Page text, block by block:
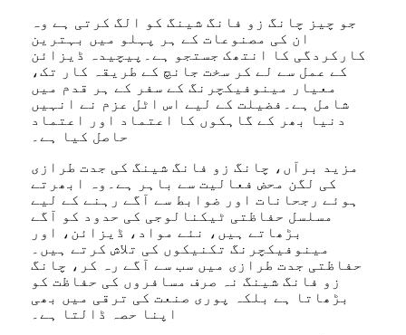
جو چیز چانگ زو فانگ شینگ کو الگ کرتی ہے وہ
ان کی مصنوعات کے ہر پہلو میں بہترین
کارکردگی کا انتھک جستجو ہے۔پیچیدہ ڈیزائن
کے عمل سے لے کر سخت جانچ کے طریقہ کار تک،
معیار مینوفیکچرنگ کے سفر کے ہر قدم میں
شامل ہے۔فضیلت کے لیے اس اٹل عزم نے انہیں
دنیا بھر کے گاہکوں کا اعتماد اور اعتماد
حاصل کیا ہے۔
مزید برآں، چانگ زو فانگ شینگ کی جدت طرازی
کی لگن محض فعالیت سے باہر ہے۔وہ ابھرتے
ہوئے رجحانات اور ضوابط سے آگے رہنے کے لیے
مسلسل حفاظتی ٹیکنالوجی کی حدود کو آگے
بڑھاتے ہیں، نئے مواد، ڈیزائن، اور
مینوفیکچرنگ تکنیکوں کی تلاش کرتے ہیں۔
حفاظتی جدت طرازی میں سب سے آگے رہ کر، چانگ
زو فانگ شینگ نہ صرف مسافروں کی حفاظت کو
بڑھاتا ہے بلکہ پوری صنعت کی ترقی میں بھی
اپنا حصہ ڈالتا ہے۔